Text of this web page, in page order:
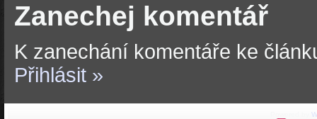
Zanechej komentář
K zanechání komentáře ke
Přihlásit »